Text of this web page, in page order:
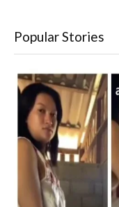
Popular Stories